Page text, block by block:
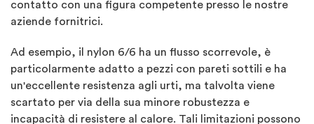
contatto con una figura competente presso le nostre
aziende fornitrici.
Ad esempio, il nylon 6/6 ha un flusso scorrevole, è
particolarmente adatto a pezzi con pareti sottili e ha
un'eccellente resistenza agli urti, ma talvolta viene
scartato per via della sua minore robustezza e
incapacità di resistere al calore. Tali limitazioni possono